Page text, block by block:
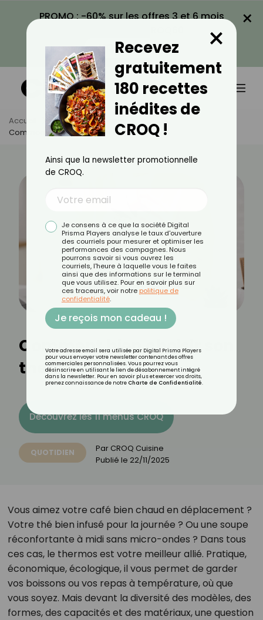
PROMO : -60% sur les offres 3 et 6 mois
VOIR LA PROMO
×
Accueil Actus
Quotidien
Comment Bien Choisir Son Thermos ?
Comment bien choisir son
thermos ?
Découvrez les 11 menus CROQ
QUOTIDIEN Par CROQ Cuisine
Publié le 22/11/2025
Vous aimez votre café bien chaud en déplacement ?
Votre thé bien infusé pour la journée ? Ou une soupe
réconfortante à midi sans micro-ondes ? Dans tous
ces cas, le thermos est votre meilleur allié. Pratique,
économique, écologique, il vous permet de garder
vos boissons ou vos repas à température, où que
vous soyez. Mais devant la diversité des modèles, des
formes, des capacités et des matériaux, une question
Recevez
gratuitement
180 recettes
inédites de
CROQ !
×
Ainsi que la newsletter promotionnelle
de CROQ.
Je consens à ce que la société Digital
Prisma Players analyse le taux d'ouverture
des courriels pour mesurer et optimiser les
performances des campagnes. Nous
pourrons savoir si vous ouvrez les
courriels, l'heure à laquelle vous le faites
ainsi que des informations sur le terminal
que vous utilisez. Pour en savoir plus sur
ces traceurs, voir notre politique de
confidentialité.
Je reçois mon cadeau !
Votre adresse email sera utilisée par Digital Prisma Players
pour vous envoyer votre newsletter contenant des offres
commerciales personnalisées. Vous pourrez vous
désinscrire en utilisant le lien de désabonnement intégré
dans la newsletter. Pour en savoir plus et exercer vos droits,
prenez connaissance de notre Charte de Confidentialité.